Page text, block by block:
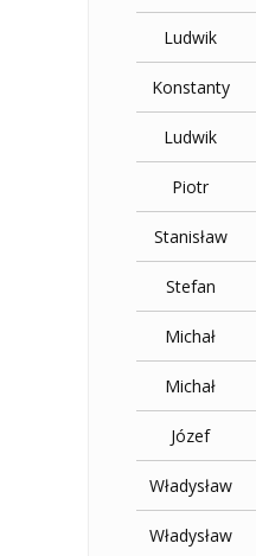
Ludwik
Konstanty
Ludwik
Piotr
Stanisław
Stefan
Michał
Michał
Józef
Władysław
Władysław